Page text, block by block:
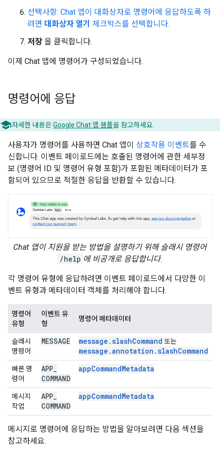
선택사항: Chat 앱이 대화상자로 명령어에 응답하도록 하
려면 대화상자 열기
체크박스를 선택합니다.
저장 을 클릭합니다.
이제 Chat 앱에 명령어가 구성되었습니다.
명령어에 응답
자세한 내용은Google Chat 앱 샘플을 참고하세요.
사용자가 명령어를 사용하면 Chat 앱이 상호작용 이벤트를 수
신합니다. 이벤트 페이로드에는 호출된 명령어에 관한 세부정
보 (명령어 ID 및 명령어 유형 포함)가 포함된 메타데이터가 포
함되어 있으므로 적절한 응답을 반환할 수 있습니다.
Chat 앱이 지원을 받는 방법을 설명하기 위해 슬래시 명령어
/help 에 비공개로 응답합니다.
각 명령어 유형에 응답하려면 이벤트 페이로드에서 다양한 이
벤트 유형과 메타데이터 객체를 처리해야 합니다.
명령어
유형
이벤트 유
형
명령어 메타데이터
슬래시
명령어
MESSAGE message.slashCommand 또는
message.annotation.slashCommand
빠른 명
령어
APP
COMMAND
appCommandMetadata
메시지
작업
APP
COMMAND
appCommandMetadata
메시지로 명령어에 응답하는 방법을 알아보려면 다음 섹션을
참고하세요.